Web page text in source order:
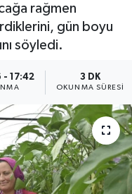
rağmen
gün boyu
söyledi.
- 17:42 3 DK
OKUNMA SÜRESI